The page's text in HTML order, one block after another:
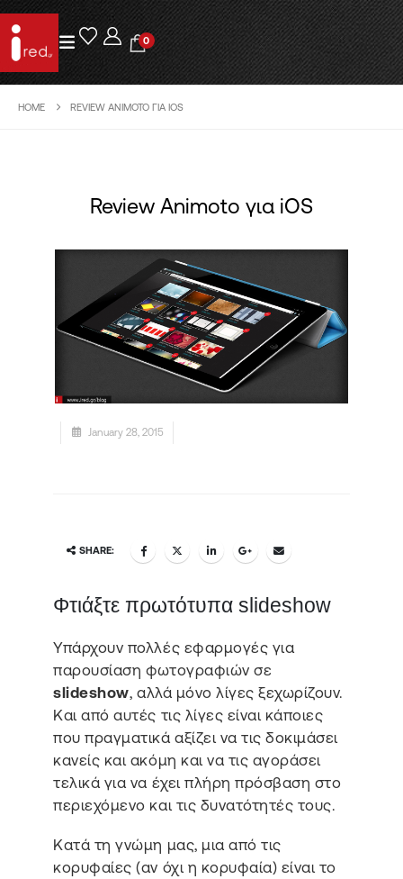
0
HOME REVIEW ANIMOTO ΓΙΑ IOS
Review Animoto για iOS
January 28, 2015
SHARE:
Φτιάξτε πρωτότυπα slideshow
Υπάρχουν πολλές εφαρμογές για
παρουσίαση φωτογραφιών σε
slideshow, αλλά μόνο λίγες ξεχωρίζουν.
Και από αυτές τις λίγες είναι κάποιες
που πραγματικά αξίζει να τις δοκιμάσει
κανείς και ακόμη και να τις αγοράσει
τελικά για να έχει πλήρη πρόσβαση στο
περιεχόμενο και τις δυνατότητές τους.
Κατά τη γνώμη μας, μια από τις
κορυφαίες (αν όχι η κορυφαία) είναι το